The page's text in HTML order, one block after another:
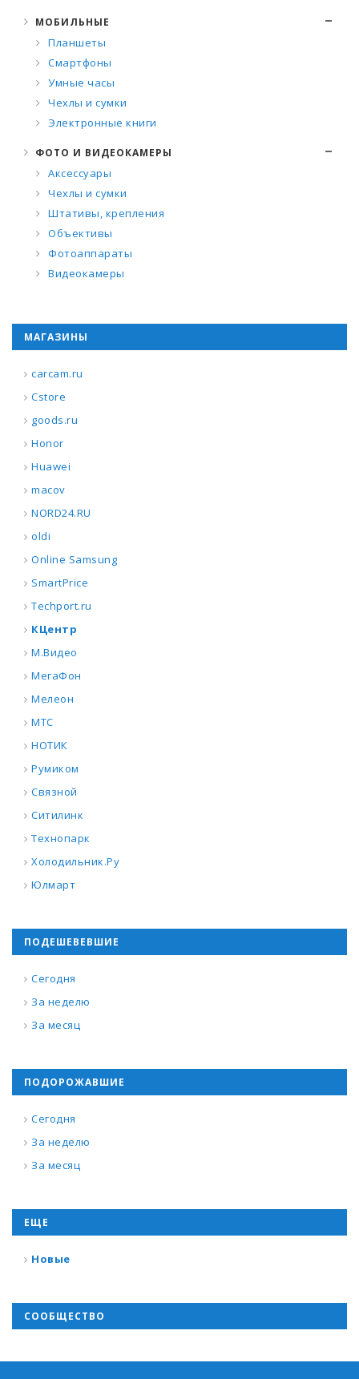
МОБИЛЬНЫЕ
Планшеты
Смартфоны
Умные часы
Чехлы и сумки
Электронные книги
ФОТО И ВИДЕОКАМЕРЫ
Аксессуары
Чехлы и сумки
Штативы, крепления
Объективы
Фотоаппараты
Видеокамеры
МАГАЗИНЫ
carcam.ru
Cstore
goods.ru
Honor
Huawei
macov
NORD24.RU
oldi
Online Samsung
SmartPrice
Techport.ru
КЦентр
М.Видео
МегаФон
Мелеон
МТС
НОТИК
Румиком
Связной
Ситилинк
Технопарк
Холодильник.Ру
Юлмарт
ПОДЕШЕВЕВШИЕ
Сегодня
За неделю
За месяц
ПОДОРОЖАВШИЕ
Сегодня
За неделю
За месяц
ЕЩЕ
Новые
СООБЩЕСТВО